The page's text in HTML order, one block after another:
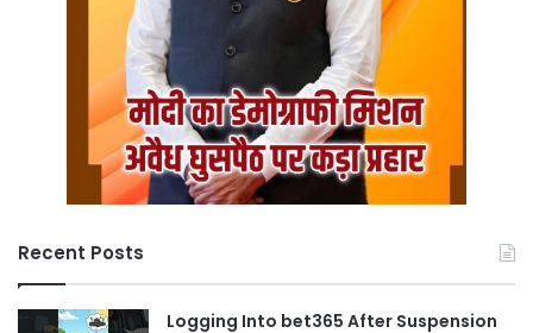
Recent Posts
Logging Into bet365 After Suspension